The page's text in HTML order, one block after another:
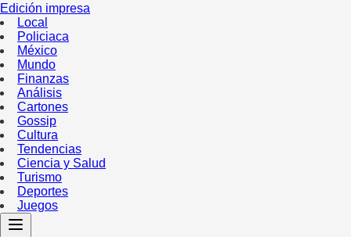
Edición impresa
Local
Policiaca
México
Mundo
Finanzas
Análisis
Cartones
Gossip
Cultura
Tendencias
Ciencia y Salud
Turismo
Deportes
Juegos